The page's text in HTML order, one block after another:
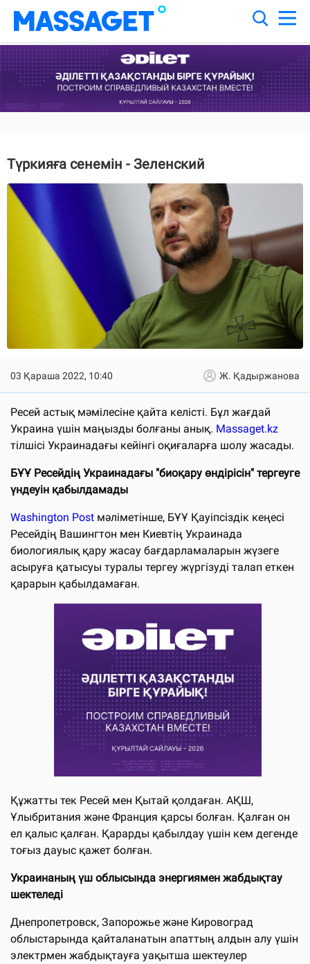
Түркияға сенемін - Зеленский
03 Қараша 2022, 10:40 Ж. Қадыржанова
Ресей астық мәмілесіне қайта келісті. Бұл жағдай
Украина үшін маңызды болғаны анық. Massaget.kz
тілшісі Украинадағы кейінгі оқиғаларға шолу жасады.
БҰҰ Ресейдің Украинадағы "биоқару өндірісін" тергеуге
үндеуін қабылдамады
Washington Post мәліметінше, БҰҰ Қауіпсіздік кеңесі
Ресейдің Вашингтон мен Киевтің Украинада
биологиялық қару жасау бағдарламаларын жүзеге
асыруға қатысуы туралы тергеу жүргізуді талап еткен
қарарын қабылдамаған.
Құжатты тек Ресей мен Қытай қолдаған. АҚШ,
Ұлыбритания және Франция қарсы болған. Қалған он
ел қалыс қалған. Қарарды қабылдау үшін кем дегенде
тоғыз дауыс қажет болған.
Украинаның үш облысында энергиямен жабдықтау
шектеледі
Днепропетровск, Запорожье және Кировоград
облыстарында қайталанатын апаттың алдын алу үшін
электрмен жабдықтауға уақытша шектеулер